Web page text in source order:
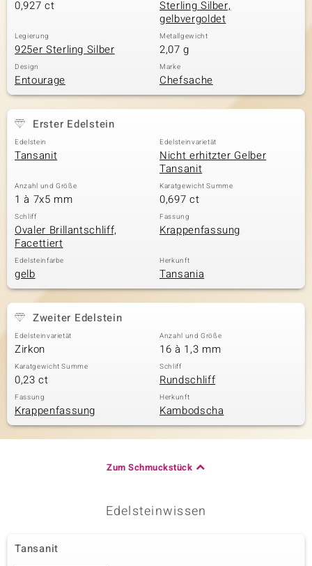
0,927 ct
Sterling Silber,
gelbvergoldet
Legierung
925er Sterling Silber
Metallgewicht
2,07 g
Design
Entourage
Marke
Chefsache
Erster Edelstein
Edelstein
Tansanit
Edelsteinvarietät
Nicht erhitzter Gelber
Tansanit
Anzahl und Größe
1 à 7x5 mm
Karatgewicht Summe
0,697 ct
Schliff
Ovaler Brillantschliff,
Facettiert
Fassung
Krappenfassung
Edelsteinfarbe
gelb
Herkunft
Tansania
Zweiter Edelstein
Edelsteinvarietät
Zirkon
Anzahl und Größe
16 à 1,3 mm
Karatgewicht Summe
0,23 ct
Schliff
Rundschliff
Fassung
Krappenfassung
Herkunft
Kambodscha
Zum Schmuckstück
Edelsteinwissen
Tansanit